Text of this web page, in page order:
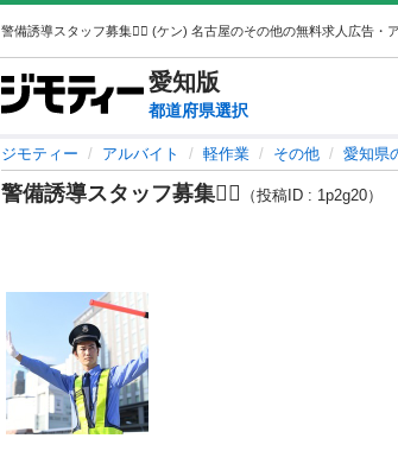
愛知版
都道府県選択
ジモティー アルバイト 軽作業 その他 愛知県
警備誘導スタッフ募集👮‍♂️ （投稿ID : 1p2g20）